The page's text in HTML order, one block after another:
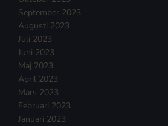
September 2023
Augusti 2023
Juli 2023
Juni 2023
Maj 2023
April 2023
Mars 2023
Februari 2023
Januari 2023